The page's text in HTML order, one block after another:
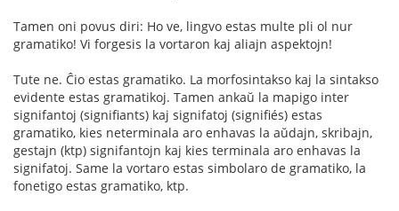
Tamen oni povus diri: Ho ve, lingvo estas multe pli ol nur
gramatiko! Vi forgesis la vortaron kaj aliajn aspektojn!
Tute ne. Ĉio estas gramatiko. La morfosintakso kaj la sintakso
evidente estas gramatikoj. Tamen ankaŭ la mapigo inter
signifantoj (signifiants) kaj signifatoj (signifiés) estas
gramatiko, kies neterminala aro enhavas la aŭdajn, skribajn,
gestajn (ktp) signifantojn kaj kies terminala aro enhavas la
signifatoj. Same la vortaro estas simbolaro de gramatiko, la
fonetigo estas gramatiko, ktp.